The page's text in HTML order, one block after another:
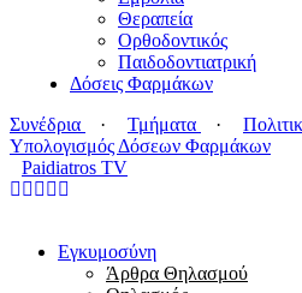
Θεραπεία
Ορθοδοντικός
Παιδοδοντιατρική
Δόσεις Φαρμάκων
Συνέδρια
· Τμήματα ·
Υπολογισμός Δόσεων Φαρμάκων
Paidiatros TV
Εγκυμοσύνη
Άρθρα Θηλασμού